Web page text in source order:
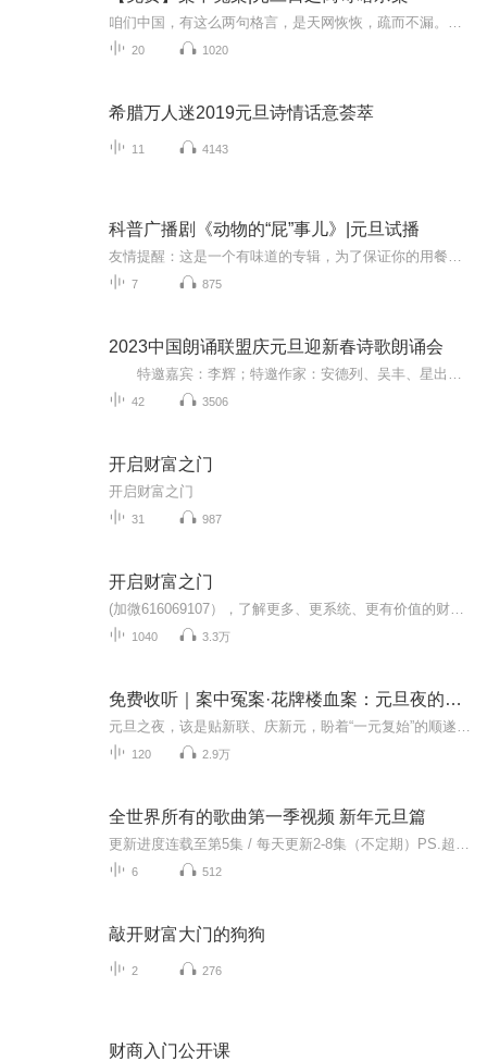
20 1020
希腊万人迷2019元旦诗情话意荟萃
11 4143
科普广播剧《动物的“屁”事儿》|元旦试播
7 875
2023中国朗诵联盟庆元旦迎新春诗歌朗诵会
42 3506
开启财富之门
开启财富之门
31 987
开启财富之门
1040 3.3万
免费收听｜案中冤案·花牌楼血案：元旦夜的沉冤与昭雪
120 2.9万
全世界所有的歌曲第一季视频 新年元旦篇
6 512
敲开财富大门的狗狗
2 276
财商入门公开课